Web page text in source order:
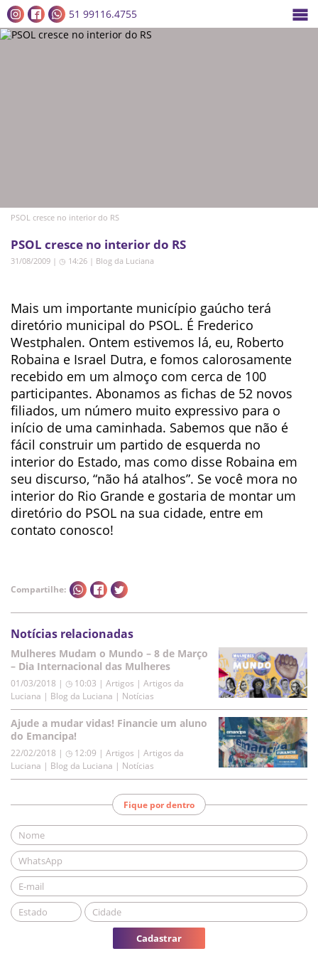
51 99116.4755
PSOL cresce no interior do RS
PSOL cresce no interior do RS
31/08/2009 | ◷ 14:26 | Blog da Luciana
Mais um importante município gaúcho terá
diretório municipal do PSOL. É Frederico
Westphalen. Ontem estivemos lá, eu, Roberto
Robaina e Israel Dutra, e fomos calorosamente
recebido em um almoço com cerca de 100
participantes. Abonamos as fichas de 52 novos
filiados, um número muito expressivo para o
início de uma caminhada. Sabemos que não é
fácil construir um partido de esquerda no
interior do Estado, mas como disse Robaina em
seu discurso, “não há atalhos”. Se você mora no
interior do Rio Grande e gostaria de montar um
diretório do PSOL na sua cidade, entre em
contato conosco!
Compartilhe:
Notícias relacionadas
Mulheres Mudam o Mundo – 8 de Março
– Dia Internacional das Mulheres
01/03/2018 | ◷ 10:03 | Artigos | Artigos da
Luciana | Blog da Luciana | Notícias
Ajude a mudar vidas! Financie um aluno
do Emancipa!
22/02/2018 | ◷ 12:09 | Artigos | Artigos da
Luciana | Blog da Luciana | Notícias
Fique por dentro
Cadastrar